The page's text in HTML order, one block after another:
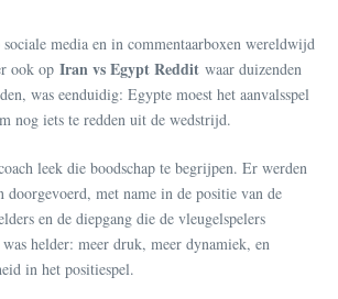
media en in commentaarboxen wereldwijd
ook op Iran vs Egypt Reddit waar duizenden
was eenduidig: Egypte moest het aanvalsspel
nog iets te redden uit de wedstrijd.
leek die boodschap te begrijpen. Er werden
doorgevoerd, met name in de positie van de
en de diepgang die de vleugelspelers
helder: meer druk, meer dynamiek, en
in het positiespel.